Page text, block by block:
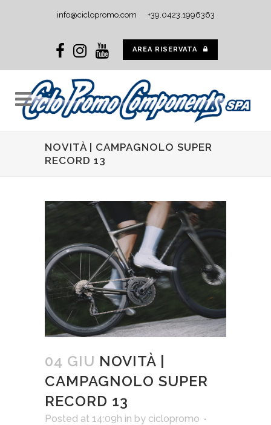
info@ciclopromo.com +39.0423.1996363
AREA RISERVATA
NOVITÀ | CAMPAGNOLO SUPER
RECORD 13
04 GIU NOVITÀ |
CAMPAGNOLO SUPER
RECORD 13
Posted at 14:09h in by ciclopromo